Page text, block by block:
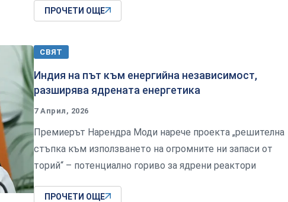
ПРОЧЕТИ ОЩЕ
СВЯТ
Индия на път към енергийна независимост,
разширява ядрената енергетика
7 Април, 2026
Премиерът Нарендра Моди нарече проекта „решителна
стъпка към използването на огромните ни запаси от
торий“ – потенциално гориво за ядрени реактори
ПРОЧЕТИ ОЩЕ